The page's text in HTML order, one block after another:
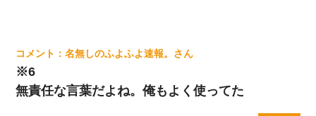
名無しのふよふよ速報。
※6
無責任な言葉だよね。俺もよく使ってた